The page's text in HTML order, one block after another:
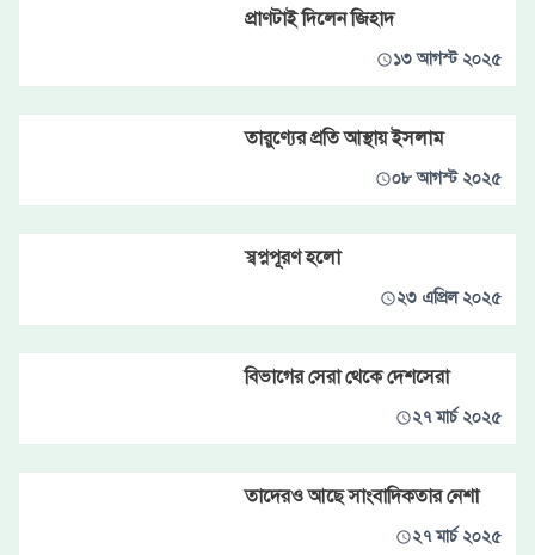
প্রাণটাই দিলেন জিহাদ
১৩ আগস্ট ২০২৫
তারুণ্যের প্রতি আস্থায় ইসলাম
০৮ আগস্ট ২০২৫
স্বপ্নপূরণ হলো
২৩ এপ্রিল ২০২৫
বিভাগের সেরা থেকে দেশসেরা
২৭ মার্চ ২০২৫
তাদেরও আছে সাংবাদিকতার নেশা
২৭ মার্চ ২০২৫